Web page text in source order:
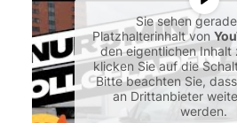
Sie sehen
Platzhalterinhalt von
den eigentlichen Inhalt
klicken Sie auf die
Bitte beachten Sie,
an Drittanbieter
werden.